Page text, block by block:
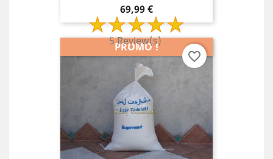
Prix
69,99 €
5 Review(s)
PROMO !
favorite_border